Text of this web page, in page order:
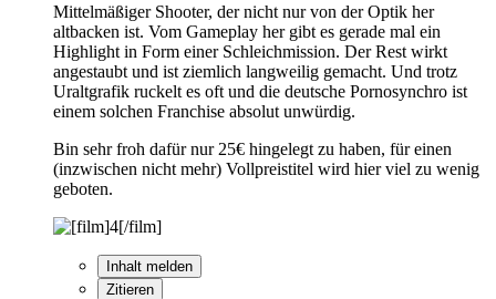
Mittelmäßiger Shooter, der nicht nur von der Optik her
altbacken ist. Vom Gameplay her gibt es gerade mal ein
Highlight in Form einer Schleichmission. Der Rest wirkt
angestaubt und ist ziemlich langweilig gemacht. Und trotz
Uraltgrafik ruckelt es oft und die deutsche Pornosynchro ist
einem solchen Franchise absolut unwürdig.
Bin sehr froh dafür nur 25€ hingelegt zu haben, für einen
(inzwischen nicht mehr) Vollpreistitel wird hier viel zu wenig
geboten.
Inhalt melden
Zitieren